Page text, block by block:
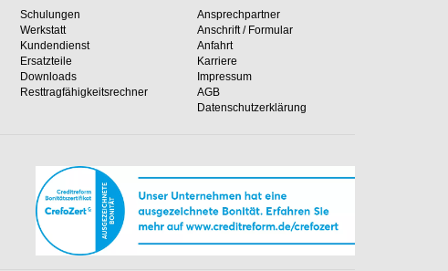
Schulungen
Werkstatt
Kundendienst
Ersatzteile
Downloads
Resttragfähig­keits­rechner
Ansprechpartner
Anschrift / Formular
Anfahrt
Karriere
Impressum
AGB
Datenschutzerklärung